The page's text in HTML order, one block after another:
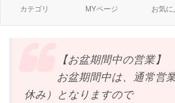
カテゴリ MYページ お気に
【お盆期間中の営業】
お盆期間中は、通常営業
休み）となりますので